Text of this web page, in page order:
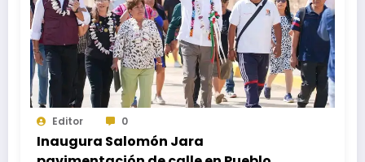
Editor 0
Inaugura Salomón Jara